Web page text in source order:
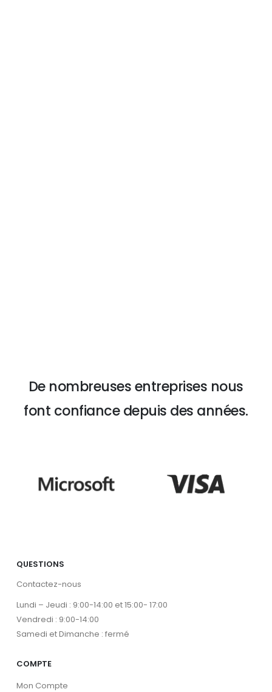
De nombreuses entreprises nous
font confiance depuis des années.
QUESTIONS
Contactez-nous
Lundi – Jeudi : 9:00-14:00 et 15:00- 17:00
Vendredi : 9:00-14:00
Samedi et Dimanche : fermé
COMPTE
Mon Compte